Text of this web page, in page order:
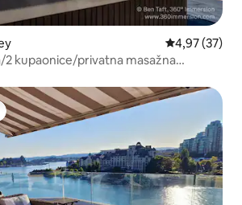
Prosječna
4,97 (37)
2 kupaonice/privatna masažna
s oznakom „Odabrali gosti”